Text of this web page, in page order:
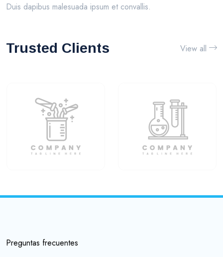
Duis dapibus malesuada ipsum et convallis.
Trusted Clients View all
Preguntas frecuentes